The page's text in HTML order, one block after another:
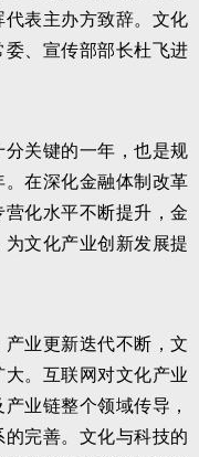
表主办方致辞。文化
、宣传部部长杜飞进
分关键的一年，也是规
在深化金融体制改革
化水平不断提升，金
文化产业创新发展提
业更新迭代不断，文
。互联网对文化产业
业链整个领域传导，
完善。文化与科技的